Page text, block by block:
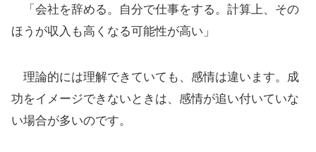
「会社を辞める。自分で仕事をする。計算上、その
ほうが収入も高くなる可能性が高い」
理論的には理解できていても、感情は違います。成
功をイメージできないときは、感情が追い付いていな
い場合が多いのです。